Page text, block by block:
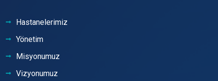
Hastanelerimiz
Yönetim
Misyonumuz
Vizyonumuz